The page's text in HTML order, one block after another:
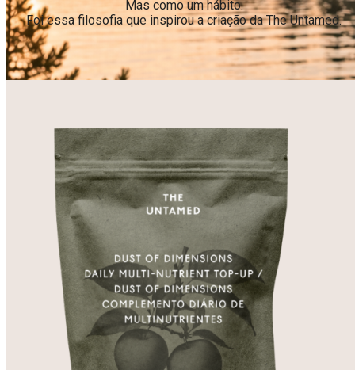
Mas como um hábito.
Foi essa filosofia que inspirou a criação da The Untamed.